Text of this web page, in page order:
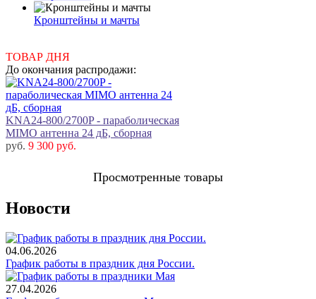
Кронштейны и мачты
ТОВАР ДНЯ
До окончания распродажи:
KNA24-800/2700P - параболическая
MIMO антенна 24 дБ, сборная
руб. 9 300 руб.
Просмотренные товары
Новости
04.06.2026
График работы в праздник дня России.
27.04.2026